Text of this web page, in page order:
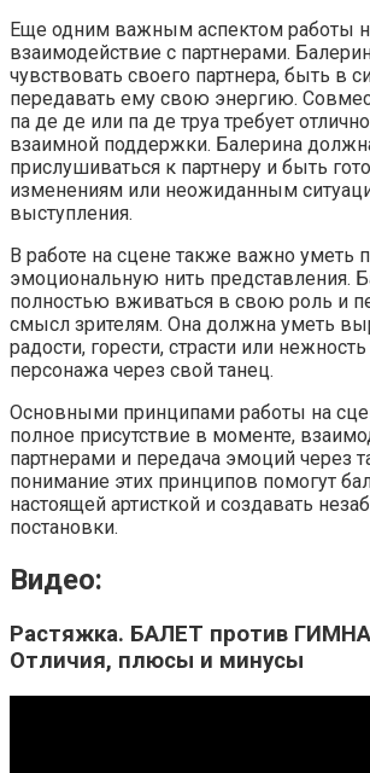
Еще одним важным аспектом работы
взаимодействие с партнерами.
чувствовать своего партнера, быть в
передавать ему свою энергию.
па де де или па де труа требует
взаимной поддержки. Балерина
прислушиваться к партнеру и быть
изменениям или неожиданным
выступления.
В работе на сцене также важно уметь
эмоциональную нить представления.
полностью вживаться в свою роль и
смысл зрителям. Она должна уметь
радости, горести, страсти или
персонажа через свой танец.
Основными принципами работы на
полное присутствие в моменте,
партнерами и передача эмоций через
понимание этих принципов помогут
настоящей артисткой и создавать
постановки.
Видео:
Растяжка. БАЛЕТ против
Отличия, плюсы и минусы